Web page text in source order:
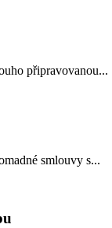
připravovanou...
smlouvy s...